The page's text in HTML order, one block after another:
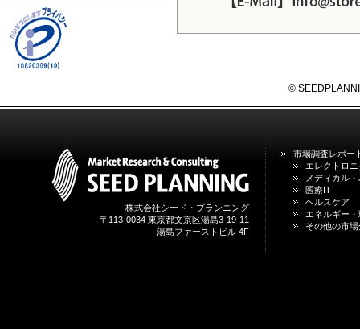
2026年04月30日
4月30日、「2026年版 オンライン
診療サービスの現状と将来展望 」
を発刊しました。
認知症ケア支援サービスの現状と
2026年01月13日
1月13日、「営業支援DXにおける
名刺管理サービスの最新動向2026
」を発刊しました。
©
株式会社シード・プランニング
〒113-0034 東京都文京区湯島3-19-11
湯島ファーストビル 4F
市場調査レポー
エレクトロ
メディカル
医療IT
ヘルスケア
エネルギー
その他の市